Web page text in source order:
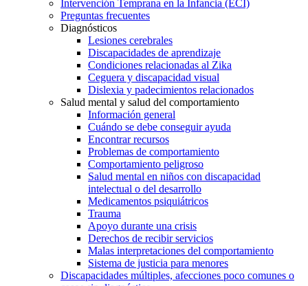
Intervención Temprana en la Infancia (ECI)
Preguntas frecuentes
Diagnósticos
Lesiones cerebrales
Discapacidades de aprendizaje
Condiciones relacionadas al Zika
Ceguera y discapacidad visual
Dislexia y padecimientos relacionados
Salud mental y salud del comportamiento
Información general
Cuándo se debe conseguir ayuda
Encontrar recursos
Problemas de comportamiento
Comportamiento peligroso
Salud mental en niños con discapacidad
intelectual o del desarrollo
Medicamentos psiquiátricos
Trauma
Apoyo durante una crisis
Derechos de recibir servicios
Malas interpretaciones del comportamiento
Sistema de justicia para menores
Discapacidades múltiples, afecciones poco comunes o